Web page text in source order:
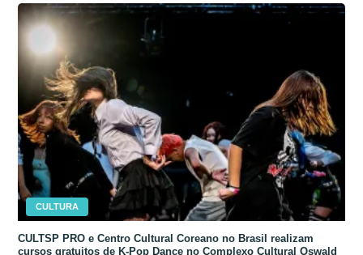
CULTURA
CULTSP PRO e Centro Cultural Coreano no Brasil realizam
cursos gratuitos de K-Pop Dance no Complexo Cultural Oswald